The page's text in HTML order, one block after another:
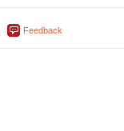
Feedback